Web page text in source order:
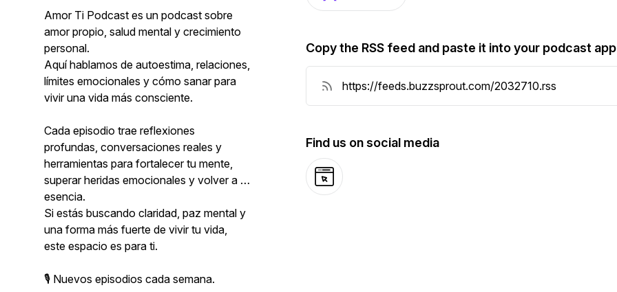
Amor Ti Podcast es un podcast sobre
amor propio, salud mental y crecimiento
personal.
Aquí hablamos de autoestima, relaciones,
límites emocionales y cómo sanar para
vivir una vida más consciente.
Cada episodio trae reflexiones
profundas, conversaciones reales y
herramientas para fortalecer tu mente,
superar heridas emocionales y volver a tu
esencia.
Si estás buscando claridad, paz mental y
una forma más fuerte de vivir tu vida,
este espacio es para ti.
🎙 Nuevos episodios cada semana.
Copy the RSS feed and paste it into your podcast app
Find us on social media
Website